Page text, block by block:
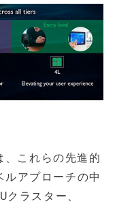
これらの先進的
アプローチの中
ラスター、